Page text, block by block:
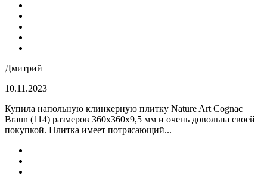
Дмитрий
10.11.2023
Купила напольную клинкерную плитку Nature Art Cognac
Braun (114) размеров 360x360x9,5 мм и очень довольна своей
покупкой. Плитка имеет потрясающий...